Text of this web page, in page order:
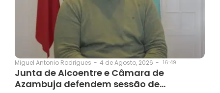
Miguel Antonio Rodrigues - 4 de Agosto, 2026 - 16:49
Junta de Alcoentre e Câmara de
Azambuja defendem sessão de…